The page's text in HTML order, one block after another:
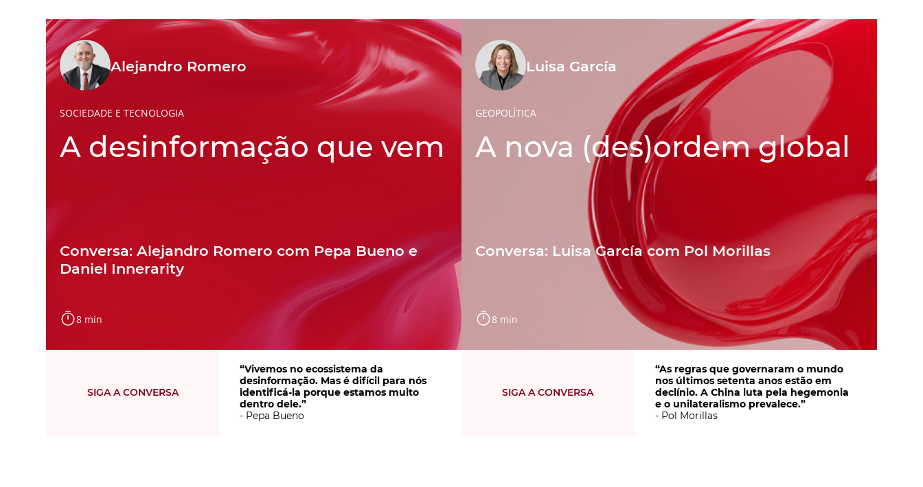
Alejandro Romero
SOCIEDADE E TECNOLOGIA
A desinformação que vem
Conversa: Alejandro Romero com Pepa Bueno e
Daniel Innerarity
8 min
SIGA A CONVERSA
“Vivemos no ecossistema da
desinformação. Mas é difícil para nós
identificá-la porque estamos muito
dentro dele.”
- Pepa Bueno
Luisa García
GEOPOLÍTICA
A nova (des)ordem global
Conversa: Luisa García com Pol Morillas
8 min
SIGA A CONVERSA
“As regras que governaram o mundo
nos últimos setenta anos estão em
declínio. A China luta pela hegemonia
e o unilateralismo prevalece.”
- Pol Morillas